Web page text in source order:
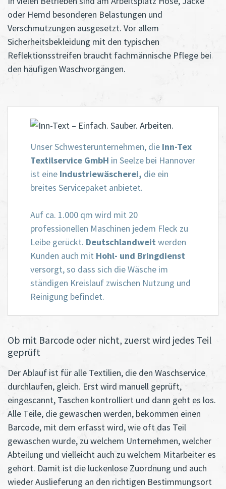
oder Hemd besonderen Belastungen und
Verschmutzungen ausgesetzt. Vor allem
Sicherheitsbekleidung mit den typischen
Reflektionsstreifen braucht fachmännische Pflege bei
den häufigen Waschvorgängen.
Unser Schwesterunternehmen, die Inn-Tex
Textilservice GmbH in Seelze bei Hannover
ist eine Industriewäscherei, die ein
breites Servicepaket anbietet.
Auf ca. 1.000 qm wird mit 20
professionellen Maschinen jedem Fleck zu
Leibe gerückt. Deutschlandweit werden
Kunden auch mit Hohl- und Bringdienst
versorgt, so dass sich die Wäsche im
ständigen Kreislauf zwischen Nutzung und
Reinigung befindet.
Ob mit Barcode oder nicht, zuerst wird jedes Teil
geprüft
Der Ablauf ist für alle Textilien, die den Waschservice
durchlaufen, gleich. Erst wird manuell geprüft,
eingescannt, Taschen kontrolliert und dann geht es los.
Alle Teile, die gewaschen werden, bekommen einen
Barcode, mit dem erfasst wird, wie oft das Teil
gewaschen wurde, zu welchem Unternehmen, welcher
Abteilung und vielleicht auch zu welchem Mitarbeiter es
gehört. Damit ist die lückenlose Zuordnung und auch
wieder Auslieferung an den richtigen Bestimmungsort